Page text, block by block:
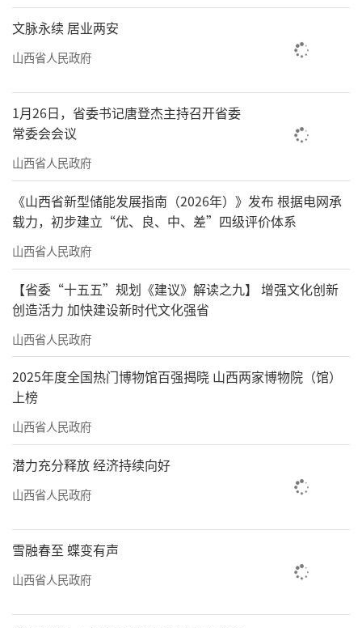
文脉永续 居业两安
山西省人民政府
1月26日，省委书记唐登杰主持召开省委
常委会会议
山西省人民政府
《山西省新型储能发展指南（2026年）》发布 根据电网承
载力，初步建立“优、良、中、差”四级评价体系
山西省人民政府
【省委“十五五”规划《建议》解读之九】 增强文化创新
创造活力 加快建设新时代文化强省
山西省人民政府
2025年度全国热门博物馆百强揭晓 山西两家博物院（馆）
上榜
山西省人民政府
潜力充分释放 经济持续向好
山西省人民政府
雪融春至 蝶变有声
山西省人民政府